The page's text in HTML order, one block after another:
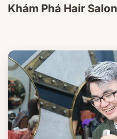
Khám Phá Hair